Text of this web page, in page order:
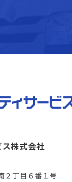
株式会社
２丁目６番１号